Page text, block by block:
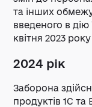
та інших
введеного в
квітня 2023
2024 рік
Заборона
продуктів 1С та